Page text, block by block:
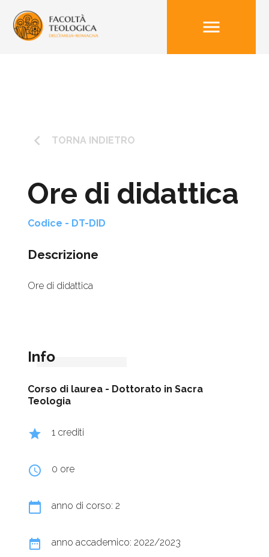
menu
keyboard_arrow_left TORNA INDIETRO
Ore di didattica
Codice - DT-DID
Descrizione
Ore di didattica
Info
Corso di laurea - Dottorato in Sacra
Teologia
grade 1 crediti
query_builder 0 ore
calendar_today anno di corso: 2
date_range anno accademico: 2022/2023